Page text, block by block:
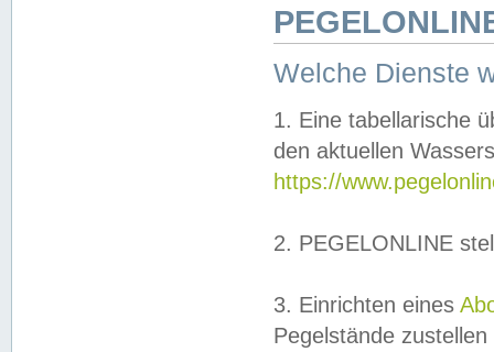
Welche Dienste
1. Eine tabellarische
den aktuellen
https://
2. PEGELONLINE
3. Einrichten eines
Pegelstände